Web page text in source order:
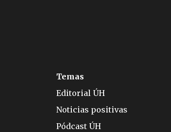
Temas
Editorial ÚH
Noticias positivas
Pódcast ÚH